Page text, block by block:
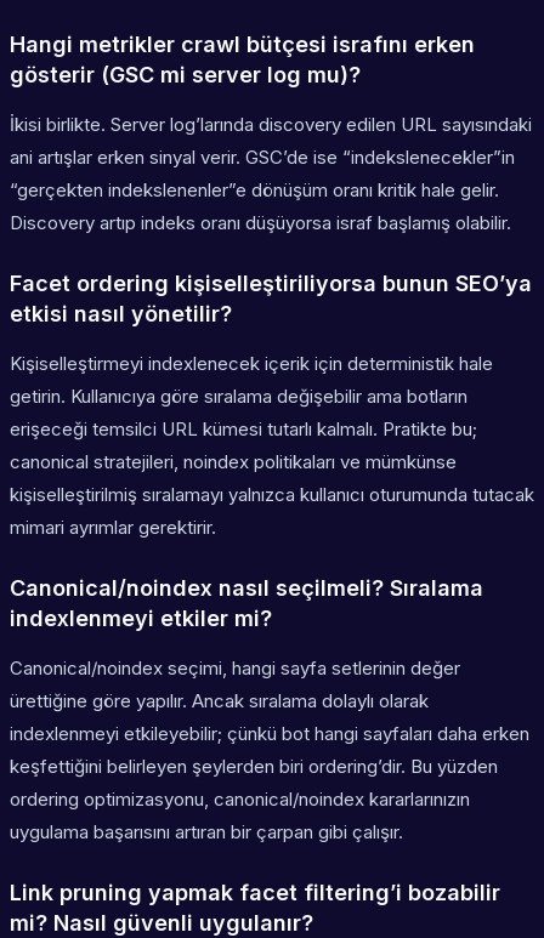
Hangi metrikler crawl bütçesi israfını erken
gösterir (GSC mi server log mu)?
İkisi birlikte. Server log’larında discovery edilen URL sayısındaki
ani artışlar erken sinyal verir. GSC’de ise “indekslenecekler”in
“gerçekten indekslenenler”e dönüşüm oranı kritik hale gelir.
Discovery artıp indeks oranı düşüyorsa israf başlamış olabilir.
Facet ordering kişiselleştiriliyorsa bunun SEO’ya
etkisi nasıl yönetilir?
Kişiselleştirmeyi indexlenecek içerik için deterministik hale
getirin. Kullanıcıya göre sıralama değişebilir ama botların
erişeceği temsilci URL kümesi tutarlı kalmalı. Pratikte bu;
canonical stratejileri, noindex politikaları ve mümkünse
kişiselleştirilmiş sıralamayı yalnızca kullanıcı oturumunda tutacak
mimari ayrımlar gerektirir.
Canonical/noindex nasıl seçilmeli? Sıralama
indexlenmeyi etkiler mi?
Canonical/noindex seçimi, hangi sayfa setlerinin değer
ürettiğine göre yapılır. Ancak sıralama dolaylı olarak
indexlenmeyi etkileyebilir; çünkü bot hangi sayfaları daha erken
keşfettiğini belirleyen şeylerden biri ordering’dir. Bu yüzden
ordering optimizasyonu, canonical/noindex kararlarınızın
uygulama başarısını artıran bir çarpan gibi çalışır.
Link pruning yapmak facet filtering’i bozabilir
mi? Nasıl güvenli uygulanır?